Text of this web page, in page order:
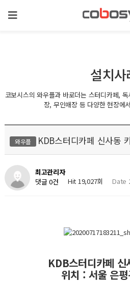
설치사
코보시스의 와우플과 바로더는 스터디카페,
장, 무인매장 등 다양한 현장에
와우플 KDB스터디카페 신사동
최고관리자
댓글 0건
Hit 19,027회 Date
KDB스터디카페 신
위치 : 서울 은